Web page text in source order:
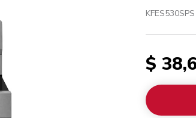
KFES530SPS
$